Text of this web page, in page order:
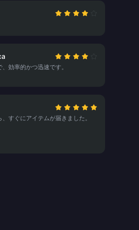
効率的かつ迅速です。
すぐにアイテムが届きました。